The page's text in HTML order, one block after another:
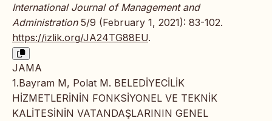
International Journal of Management and
Administration5/9 (February 1, 2021): 83-102.
https://izlik.org/JA24TG88EU.
JAMA
1.Bayram M, Polat M. BELEDİYECİLİK
HİZMETLERİNİN FONKSİYONEL VE TEKNİK
KALİTESİNİN VATANDAŞLARININ GENEL